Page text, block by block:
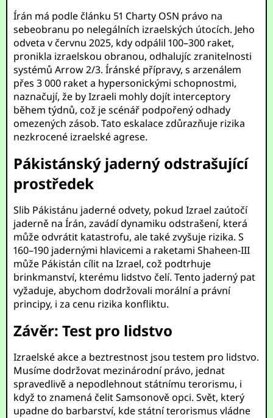
Írán má podle článku 51 Charty OSN právo na
sebeobranu po nelegálních izraelských útocích. Jeho
odveta v červnu 2025, kdy odpálil 100–300 raket,
pronikla izraelskou obranou, odhalujíc zranitelnosti
systémů Arrow 2/3. Íránské přípravy, s arzenálem
přes 3 000 raket a hypersonickými schopnostmi,
naznačují, že by Izraeli mohly dojít interceptory
během týdnů, což je scénář podpořený odhady
omezených zásob. Tato eskalace zdůrazňuje rizika
nezkrocené izraelské agrese.
Pákistánský jaderný odstrašující
prostředek
Slib Pákistánu jaderné odvety, pokud Izrael zaútočí
jaderně na Írán, zavádí dynamiku odstrašení, která
může odvrátit katastrofu, ale také zvyšuje rizika. S
160–190 jadernými hlavicemi a raketami Shaheen-III
může Pákistán cílit na Izrael, což podtrhuje
brinkmanství, kterému lidstvo čelí. Tento jaderný pat
vyžaduje, abychom dodržovali morální a právní
principy, i za cenu rizika konfliktu.
Závěr: Test pro lidstvo
Izraelské akce a beztrestnost jsou testem pro lidstvo.
Musíme dodržovat mezinárodní právo, jednat
spravedlivě a nepodlehnout státnímu terorismu, i
když to znamená čelit Samsonově opci. Svět, který
upadne do barbarství, kde státní terorismus vládne